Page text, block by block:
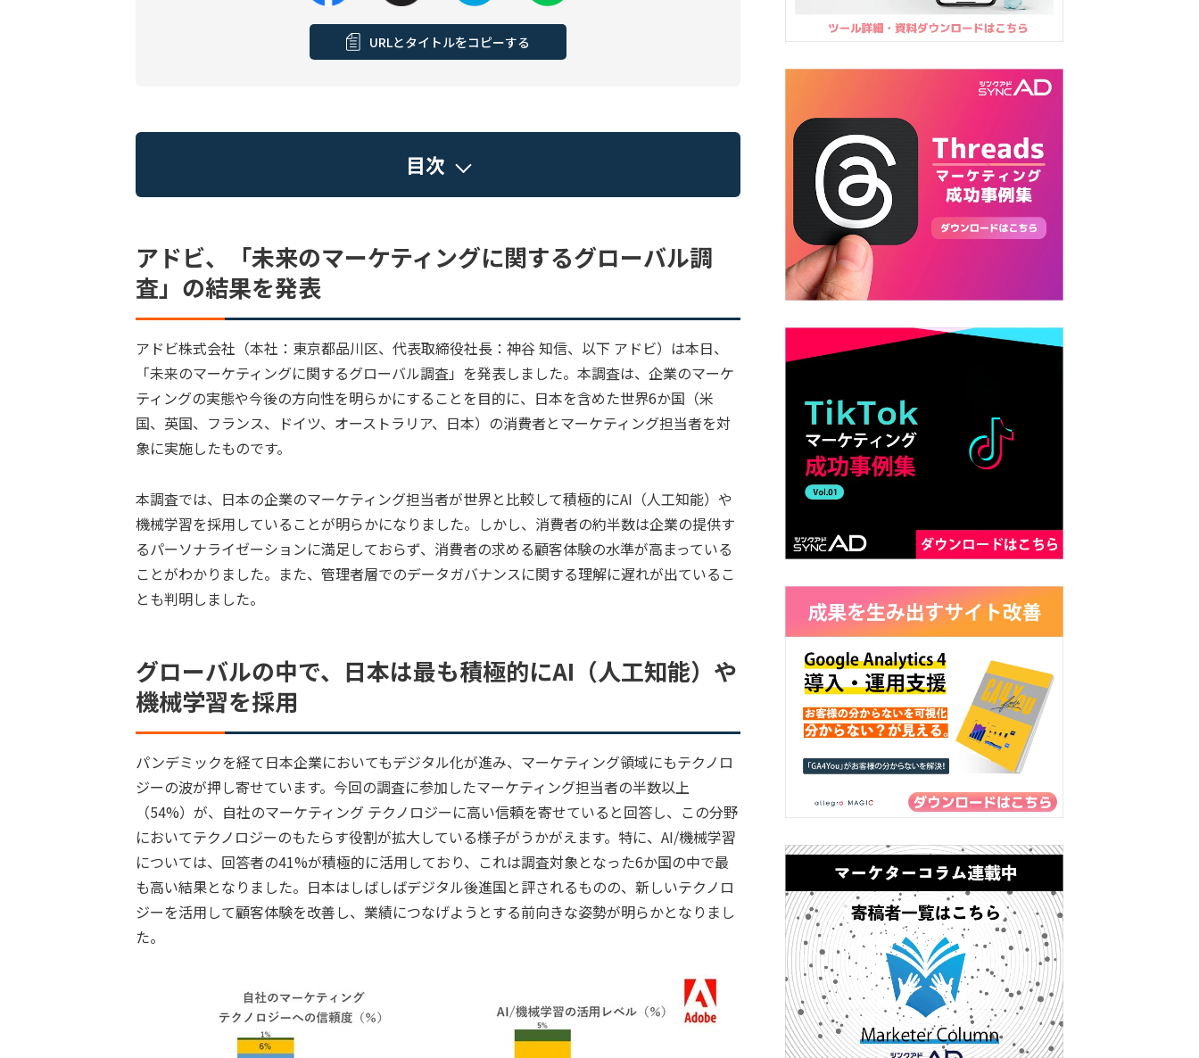
URLとタイトルをコピーする
目次
アドビ、「未来のマーケティングに関するグローバル調
査」の結果を発表
アドビ株式会社（本社：東京都品川区、代表取締役社長：神谷 知信、以下 アドビ）は本日、
「未来のマーケティングに関するグローバル調査」を発表しました。本調査は、企業のマーケ
ティングの実態や今後の方向性を明らかにすることを目的に、日本を含めた世界6か国（米
国、英国、フランス、ドイツ、オーストラリア、日本）の消費者とマーケティング担当者を対
象に実施したものです。
本調査では、日本の企業のマーケティング担当者が世界と比較して積極的にAI（人工知能）や
機械学習を採用していることが明らかになりました。しかし、消費者の約半数は企業の提供す
るパーソナライゼーションに満足しておらず、消費者の求める顧客体験の水準が高まっている
ことがわかりました。また、管理者層でのデータガバナンスに関する理解に遅れが出ているこ
とも判明しました。
グローバルの中で、日本は最も積極的にAI（人工知能）や
機械学習を採用
パンデミックを経て日本企業においてもデジタル化が進み、マーケティング領域にもテクノロ
ジーの波が押し寄せています。今回の調査に参加したマーケティング担当者の半数以上
（54%）が、自社のマーケティング テクノロジーに高い信頼を寄せていると回答し、この分野
においてテクノロジーのもたらす役割が拡大している様子がうかがえます。特に、AI/機械学習
については、回答者の41%が積極的に活用しており、これは調査対象となった6か国の中で最
も高い結果となりました。日本はしばしばデジタル後進国と評されるものの、新しいテクノロ
ジーを活用して顧客体験を改善し、業績につなげようとする前向きな姿勢が明らかとなりまし
た。